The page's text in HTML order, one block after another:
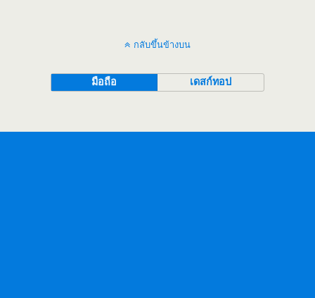
กลับขึ้นข้างบน
มือถือ เดสก์ทอป